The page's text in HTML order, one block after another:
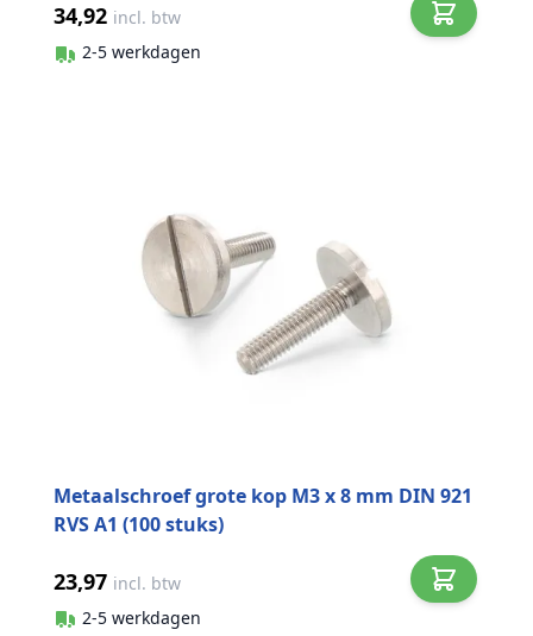
34,92 incl. btw
2-5 werkdagen
Metaalschroef grote kop M3 x 8 mm DIN 921
RVS A1 (100 stuks)
23,97 incl. btw
2-5 werkdagen